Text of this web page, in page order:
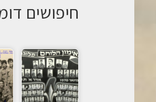
חיפושים